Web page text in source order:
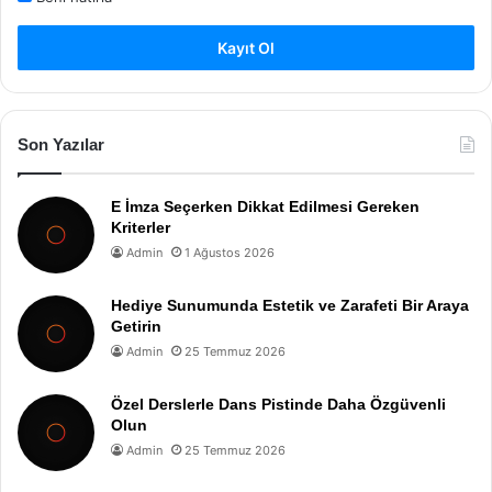
Kayıt Ol
Son Yazılar
E İmza Seçerken Dikkat Edilmesi Gereken
Kriterler
Admin 1 Ağustos 2026
Hediye Sunumunda Estetik ve Zarafeti Bir Araya
Getirin
Admin 25 Temmuz 2026
Özel Derslerle Dans Pistinde Daha Özgüvenli
Olun
Admin 25 Temmuz 2026